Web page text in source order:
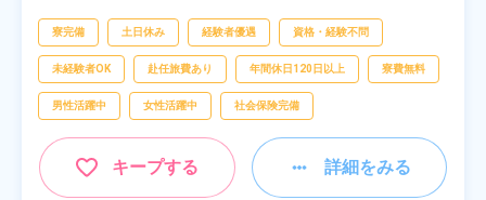
査,物流・配送
寮完備 土日休み 経験者優遇 資格・経験不問
未経験者OK 赴任旅費あり 年間休日120日以上 寮費無料
男性活躍中 女性活躍中 社会保険完備
キープする 詳細をみる